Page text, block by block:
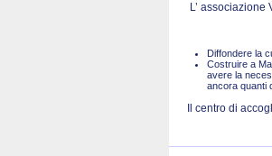
L’ associazione
Diffondere la
Costruire a
avere la
ancora quanti
Il centro di